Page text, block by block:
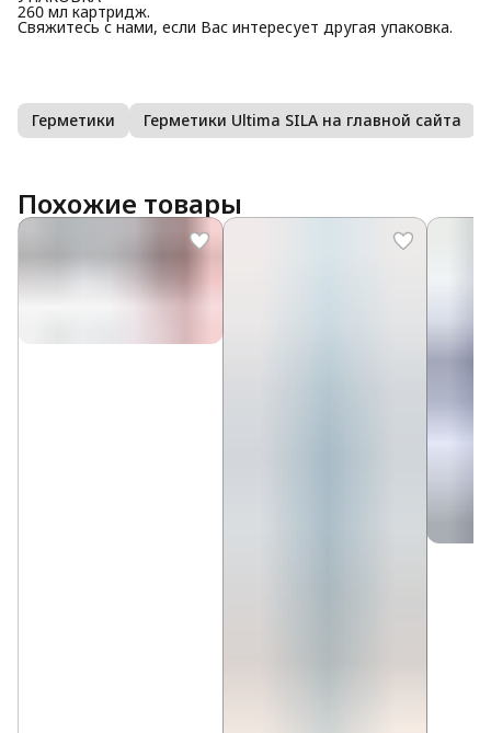
260 мл картридж.
Свяжитесь с нами, если Вас интересует другая упаковка.
Герметики Герметики Ultima SILA на главной сайта
Похожие товары